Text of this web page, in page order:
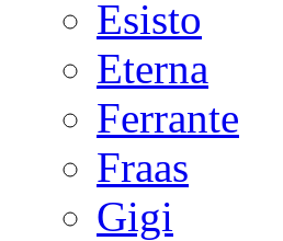
Esisto
Eterna
Ferrante
Fraas
Gigi